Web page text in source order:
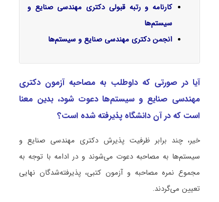
کارنامه و رتبه قبولی دکتری مهندسی صنایع و
سیستم‌ها
انجمن دکتری مهندسی صنایع و سیستم‌ها
آیا در صورتی که داوطلب به مصاحبه آزمون دکتری
مهندسی صنایع و سیستم‌ها دعوت شود، بدین معنا
است که در آن دانشگاه پذیرفته شده است؟
خیر، چند برابر ظرفیت پذیرش دکتری مهندسی صنایع و
سیستم‌ها به مصاحبه دعوت می‌شوند و در ادامه با توجه به
مجموع نمره مصاحبه و آزمون کتبی، پذیرفته‌شدگان نهایی
تعیین می‌گردند.